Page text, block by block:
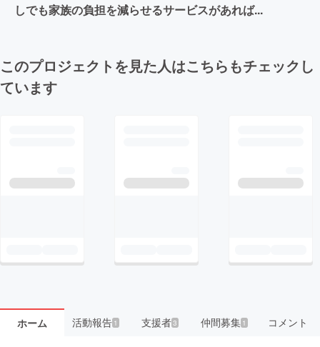
しでも家族の負担を減らせるサービスがあれば...
このプロジェクトを見た人はこちらもチェックし
ています
ホーム 活動報告1 支援者3 仲間募集 1 コメント